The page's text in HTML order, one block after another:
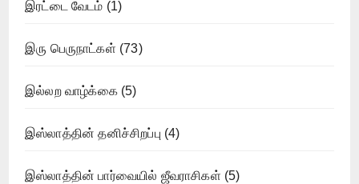
இரட்டை வேடம் (1)
இரு பெருநாட்கள் (73)
இல்லற வாழ்க்கை(5)
இஸ்லாத்தின் தனிச்சிறப்பு (4)
இஸ்லாத்தின் பார்வையில் ஜீவராசிகள் (5)